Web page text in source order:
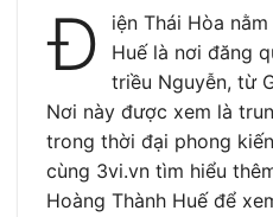
Đ
iện Thái Hòa
Huế là nơi đăng
triều Nguyễn, từ
Nơi này được xem là
trong thời đại phong
cùng 3vi.vn tìm hiểu
Hoàng Thành Huế để